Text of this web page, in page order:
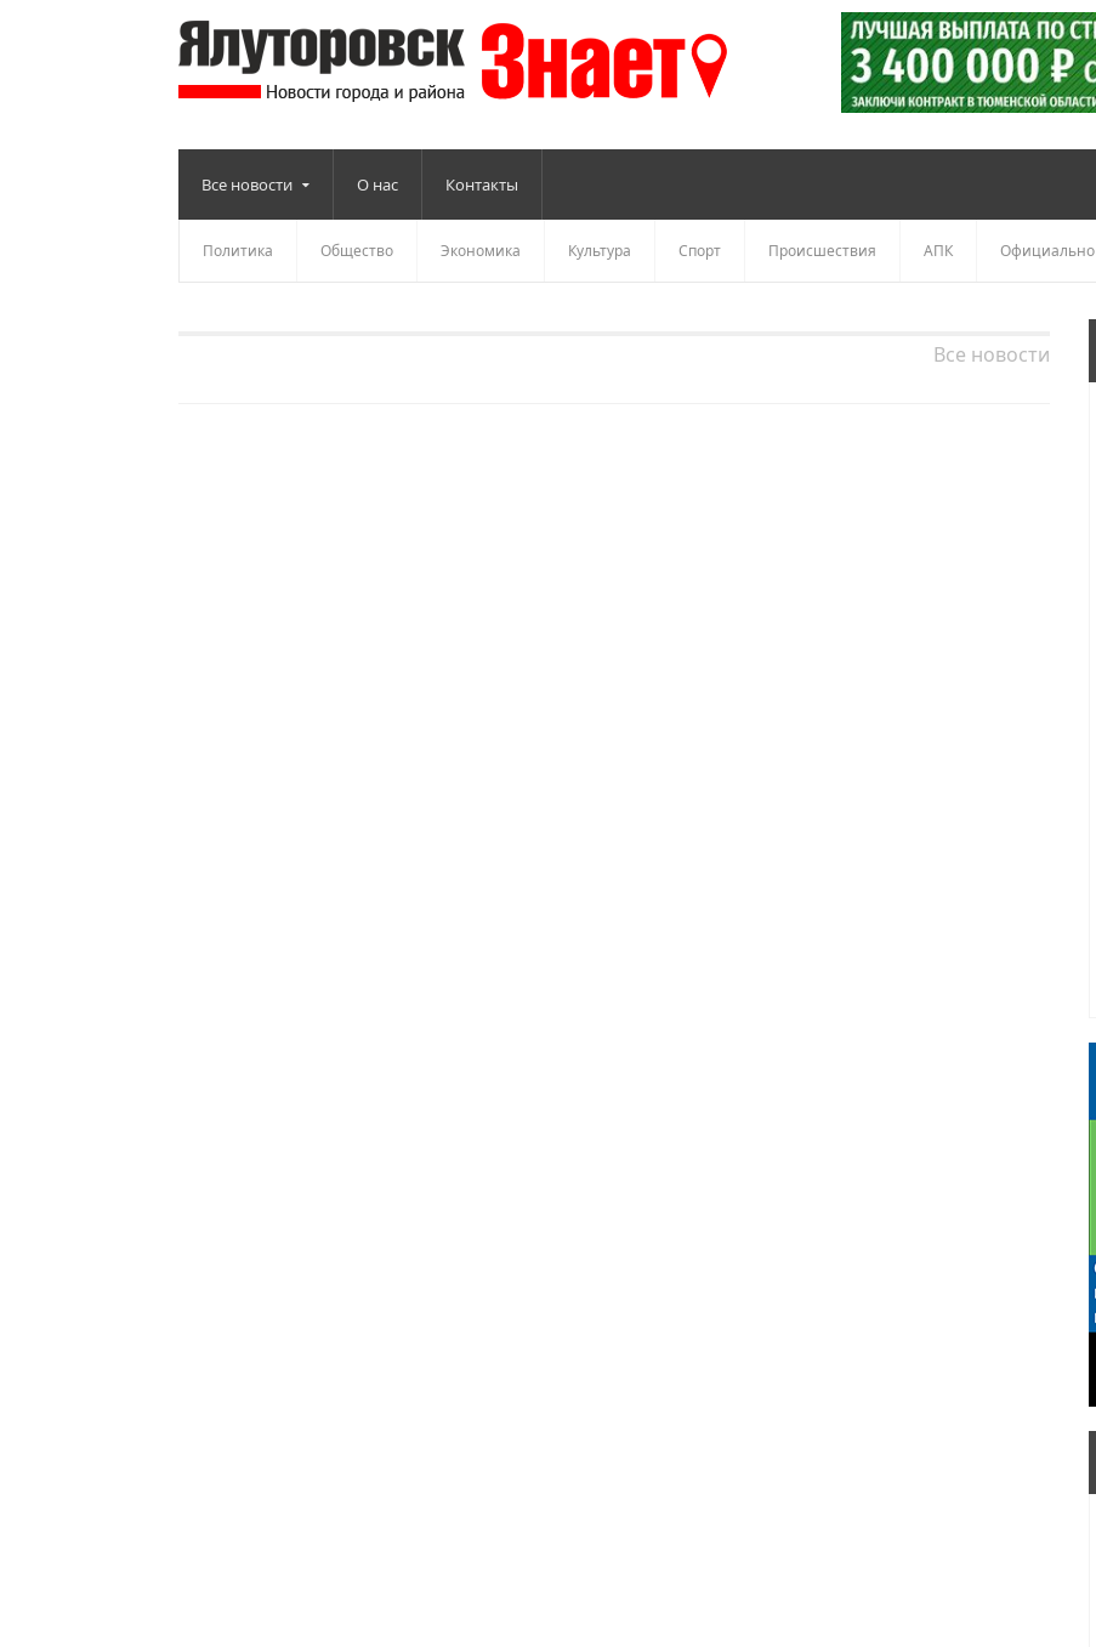
Все новости О нас Контакты
Политика Общество Экономика Культура Спорт Происшествия АПК Официально
Все новости